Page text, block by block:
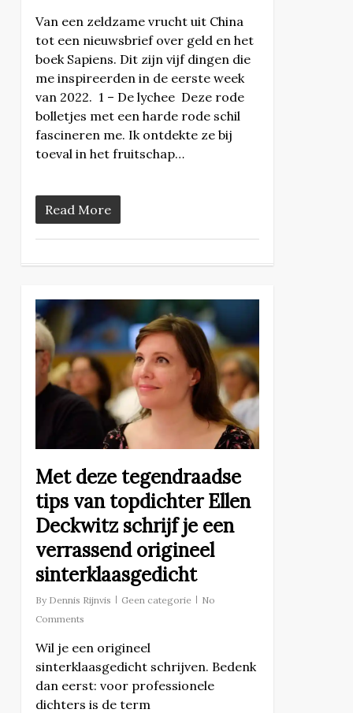
Van een zeldzame vrucht uit China
tot een nieuwsbrief over geld en het
boek Sapiens. Dit zijn vijf dingen die
me inspireerden in de eerste week
van 2022. 1 – De lychee Deze rode
bolletjes met een harde rode schil
fascineren me. Ik ontdekte ze bij
toeval in het fruitschap…
Read More
Met deze tegendraadse
tips van topdichter Ellen
Deckwitz schrijf je een
verrassend origineel
sinterklaasgedicht
By Dennis Rijnvis Geen categorie
No
Comments
Wil je een origineel
sinterklaasgedicht schrijven. Bedenk
dan eerst: voor professionele
dichters is de term